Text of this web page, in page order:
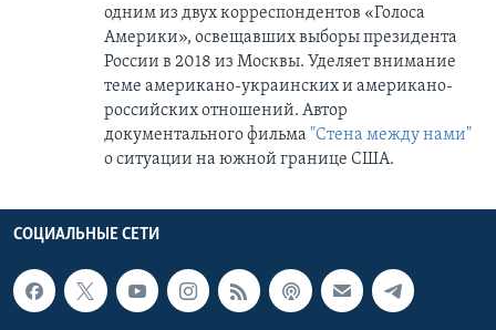
одним из двух корреспондентов «Голоса
Америки», освещавших выборы президента
России в 2018 из Москвы. Уделяет внимание
теме американо-украинских и американо-
российских отношений. Автор
документального фильма "Стена между нами"
о ситуации на южной границе США.
СОЦИАЛЬНЫЕ СЕТИ